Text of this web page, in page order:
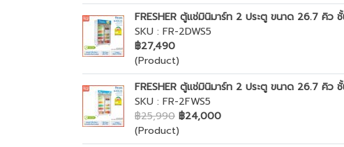
FRESHER ตู้แช่มินิมาร์ท 2 ประตู ขนาด 26.7 คิว
SKU : FR-2DWS5
฿27,490
(Product)
FRESHER ตู้แช่มินิมาร์ท 2 ประตู ขนาด 26.7 คิว
SKU : FR-2FWS5
฿25,990 ฿24,000
(Product)